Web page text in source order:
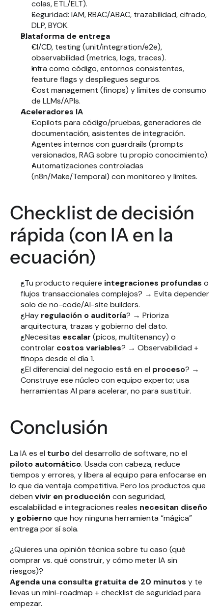
colas, ETL/ELT).
Seguridad: IAM, RBAC/ABAC, trazabilidad, cifrado,
DLP, BYOK.
Plataforma de entrega
CI/CD, testing (unit/integration/e2e),
observabilidad (metrics, logs, traces).
Infra como código, entornos consistentes,
feature flags y despliegues seguros.
Cost management (finops) y límites de consumo
de LLMs/APIs.
Aceleradores IA
Copilots para código/pruebas, generadores de
documentación, asistentes de integración.
Agentes internos con guardrails (prompts
versionados, RAG sobre tu propio conocimiento).
Automatizaciones controladas
(n8n/Make/Temporal) con monitoreo y límites.
Checklist de decisión
rápida (con IA en la
ecuación)
¿Tu producto requiere integraciones profundas o
flujos transaccionales complejos? → Evita depender
solo de no-code/AI-site builders.
¿Hay regulación o auditoría? → Prioriza
arquitectura, trazas y gobierno del dato.
¿Necesitas escalar (picos, multitenancy) o
controlar costos variables? → Observabilidad +
finops desde el día 1.
¿El diferencial del negocio está en el proceso? →
Construye ese núcleo con equipo experto; usa
herramientas AI para acelerar, no para sustituir.
Conclusión
La IA es el turbo
piloto automático. Usada con cabeza, reduce
tiempos y errores, y libera al equipo para enfocarse en
lo que da ventaja competitiva. Pero los productos que
deben vivir en producción con seguridad,
escalabilidad e integraciones reales necesitan diseño
y gobierno que hoy ninguna herramienta “mágica”
entrega por sí sola.
¿Quieres una opinión técnica sobre tu caso (qué
comprar vs. qué construir, y cómo meter IA sin
riesgos)?
Agenda una consulta gratuita de 20 minutos y te
llevas un mini-roadmap + checklist de seguridad para
empezar.